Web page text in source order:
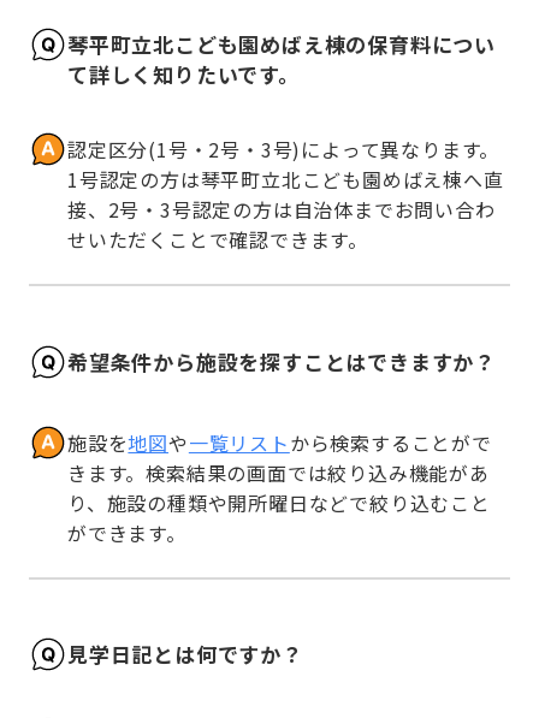
琴平町立北こども園めばえ棟の保育料につい
て詳しく知りたいです。
認定区分(1号・2号・3号)によって異なります。
1号認定の方は琴平町立北こども園めばえ棟へ直
接、2号・3号認定の方は自治体までお問い合わ
せいただくことで確認できます。
希望条件から施設を探すことはできますか？
施設を地図や一覧リストから検索することがで
きます。検索結果の画面では絞り込み機能があ
り、施設の種類や開所曜日などで絞り込むこと
ができます。
見学日記とは何ですか？